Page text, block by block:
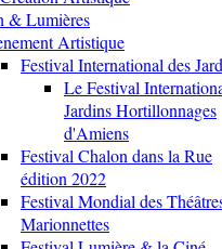
& Lumières
Artistique
Festival International des
Le Festival
Jardins Hortillonnages
d'Amiens
Festival Chalon dans la Rue
édition 2022
Festival Mondial des
Marionnettes